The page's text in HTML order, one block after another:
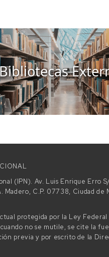
(IPN). Av. Luis Enrique Erro
Madero, C.P. 07738, Ciudad
protegida por la Ley
no se mutile, se cite la
previa y por escrito de la